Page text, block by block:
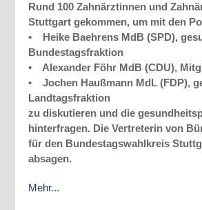
Rund 100 Zahnärztinnen und
Stuttgart gekommen, um mit den
• Heike Baehrens MdB (SPD),
Bundestagsfraktion
• Alexander Föhr MdB (CDU),
• Jochen Haußmann MdL (FDP),
Landtagsfraktion
zu diskutieren und die
hinterfragen. Die Vertreterin von
für den Bundestagswahlkreis
absagen.
Mehr...